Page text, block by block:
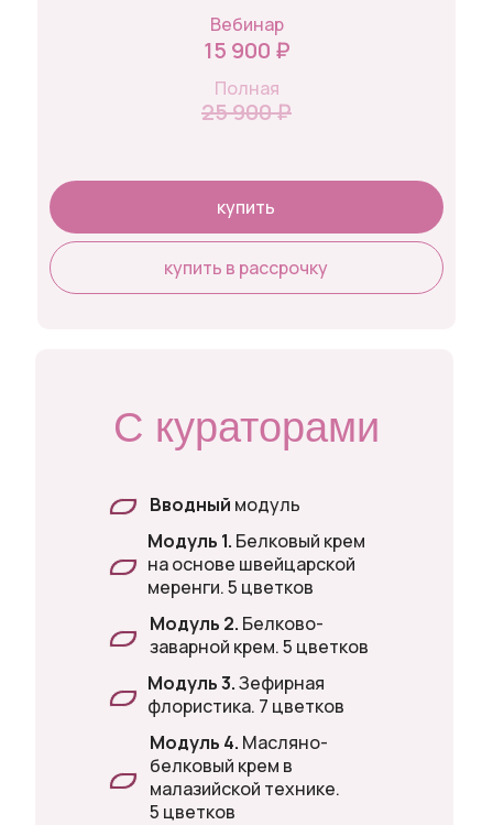
купить
купить в рассрочку
Вебинар
15 900 ₽
Полная
25 900 ₽
С кураторами
Модуль 1. Белковый крем
на основе швейцарской
меренги. 5 цветков
Модуль 2. Белково-
заварной крем. 5 цветков
Модуль 3.Зефирная
флористика. 7 цветков
Модуль 4. Масляно-
белковый крем в
малазийской технике.
5 цветков
Вводный модуль